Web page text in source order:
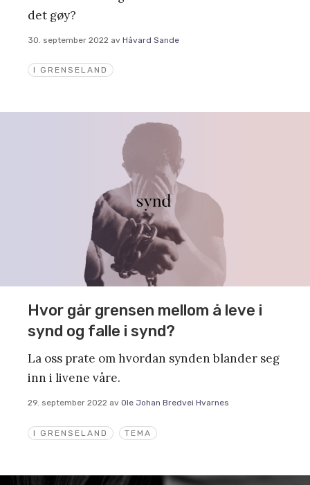
I GRENSELAND
det gøy?
30. september 2022 av Håvard Sande
I GRENSELAND TEMA
Hvor går grensen mellom å leve i
synd og falle i synd?
La oss prate om hvordan synden blander seg
inn i livene våre.
29. september 2022 av Ole Johan Bredvei Hvarnes